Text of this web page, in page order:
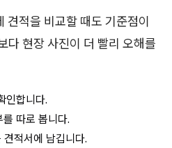
견적을 비교할 때도 기준점이
다 현장 사진이 더 빨리 오해를
인합니다.
따로 봅니다.
적서에 남깁니다.